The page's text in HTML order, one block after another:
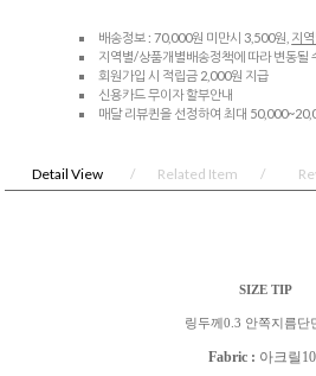
배송정보 : 70,000원 미만시 3,500원, 지
지역별/상품개별배송정책에 따라 변동될
회원가입 시 적립금 2,000원 지급
신용카드 무이자 할부안내
매달 리뷰퀸을 선정하여 최대
Detail View Related Item
SIZE TIP
링두께0.3 안쪽지름단
Fabric : 아크릴